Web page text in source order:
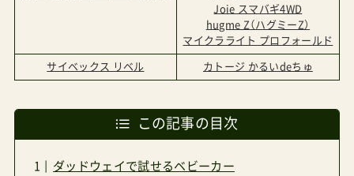
Joie スマバギ4WD
hugme Z（ハグミーZ）
マイクラライト プロフォールド
サイベックス リベル カトージ かるいdeちゅ
この記事の目次
ダッドウェイで試せるベビーカー